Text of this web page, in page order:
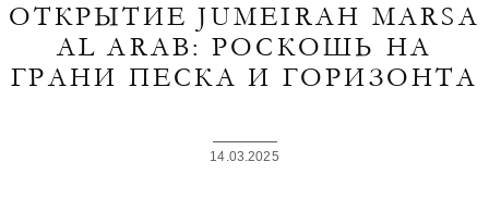
ОТКРЫТИЕ JUMEIRAH MARSA
AL ARAB: РОСКОШЬ НА
ГРАНИ ПЕСКА И ГОРИЗОНТА
14.03.2025